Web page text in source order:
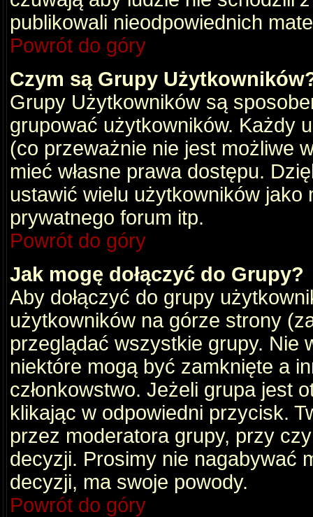
publikowali nieodpowiednich
Powrót do góry
Czym są Grupy
Grupy Użytkowników są
grupować użytkowników. Każdy
(co przeważnie nie jest możliwe
mieć własne prawa dostępu.
ustawić wielu użytkowników
prywatnego forum itp.
Powrót do góry
Jak mogę dołączyć do Grupy?
Aby dołączyć do grupy
użytkowników na górze strony
przeglądać wszystkie grupy. Nie
niektóre mogą być zamknięte a
członkowstwo. Jeżeli grupa jest
klikając w odpowiedni przycisk.
przez moderatora grupy, przy
decyzji. Prosimy nie nagabywać
decyzji, ma swoje powody.
Powrót do góry